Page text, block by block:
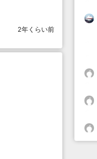
2年くらい前